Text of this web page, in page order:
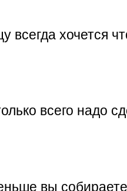
всегда хочется
всего надо
вы